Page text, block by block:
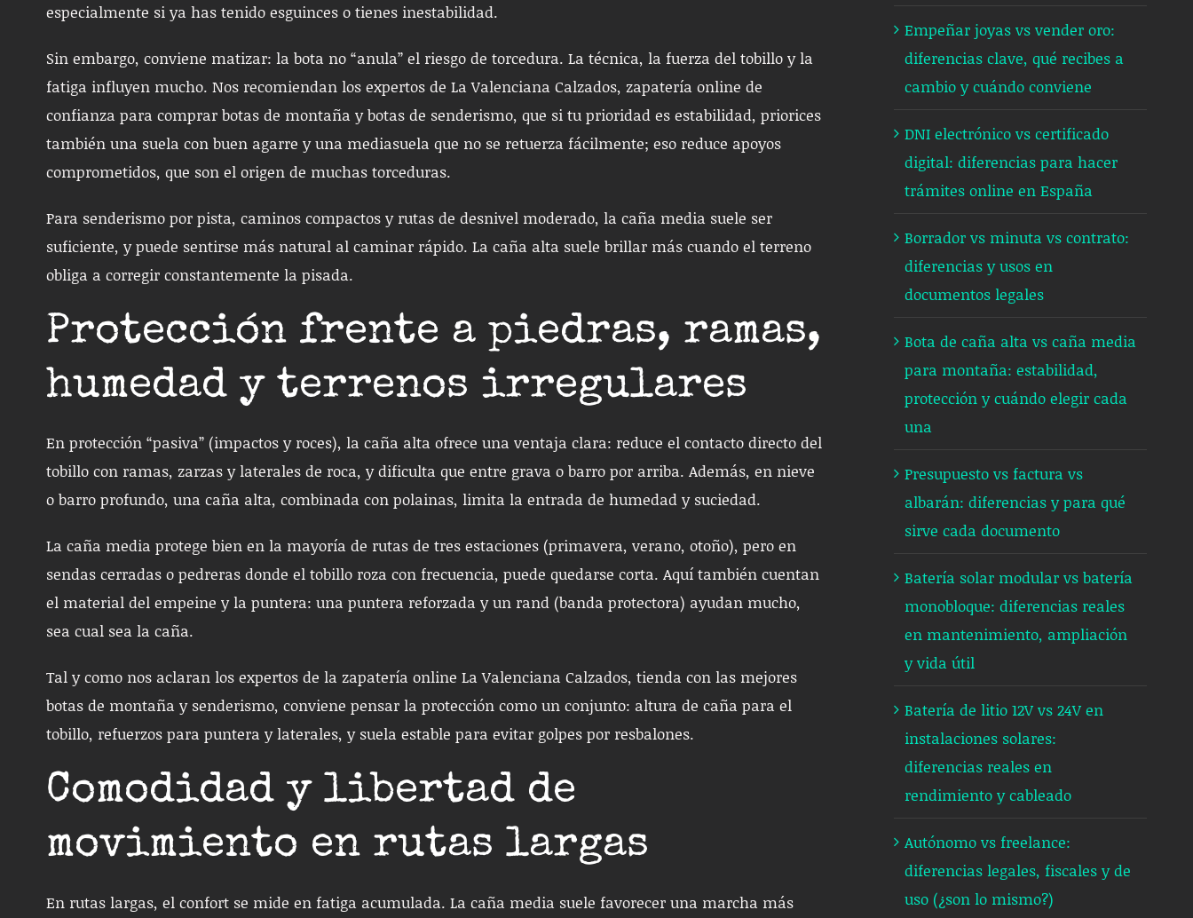
especialmente si ya has tenido esguinces o tienes inestabilidad.
Sin embargo, conviene matizar: la bota no “anula” el riesgo de torcedura. La técnica, la fuerza del tobillo y la
fatiga influyen mucho. Nos recomiendan los expertos de La Valenciana Calzados, zapatería online de
confianza para comprar botas de montaña y botas de senderismo, que si tu prioridad es estabilidad, priorices
también una suela con buen agarre y una mediasuela que no se retuerza fácilmente; eso reduce apoyos
comprometidos, que son el origen de muchas torceduras.
Para senderismo por pista, caminos compactos y rutas de desnivel moderado, la caña media suele ser
suficiente, y puede sentirse más natural al caminar rápido. La caña alta suele brillar más cuando el terreno
obliga a corregir constantemente la pisada.
Protección frente a piedras, ramas,
humedad y terrenos irregulares
En protección “pasiva” (impactos y roces), la caña alta ofrece una ventaja clara: reduce el contacto directo del
tobillo con ramas, zarzas y laterales de roca, y dificulta que entre grava o barro por arriba. Además, en nieve
o barro profundo, una caña alta, combinada con polainas, limita la entrada de humedad y suciedad.
La caña media protege bien en la mayoría de rutas de tres estaciones (primavera, verano, otoño), pero en
sendas cerradas o pedreras donde el tobillo roza con frecuencia, puede quedarse corta. Aquí también cuentan
el material del empeine y la puntera: una puntera reforzada y un rand (banda protectora) ayudan mucho,
sea cual sea la caña.
Tal y como nos aclaran los expertos de la zapatería online La Valenciana Calzados, tienda con las mejores
botas de montaña y senderismo, conviene pensar la protección como un conjunto: altura de caña para el
tobillo, refuerzos para puntera y laterales, y suela estable para evitar golpes por resbalones.
Comodidad y libertad de
movimiento en rutas largas
En rutas largas, el confort se mide en fatiga acumulada. La caña media suele favorecer una marcha más
Empeñar joyas vs vender oro:
diferencias clave, qué recibes a
cambio y cuándo conviene
DNI electrónico vs certificado
digital: diferencias para hacer
trámites online en España
Borrador vs minuta vs contrato:
diferencias y usos en
documentos legales
Bota de caña alta vs caña media
para montaña: estabilidad,
protección y cuándo elegir cada
una
Presupuesto vs factura vs
albarán: diferencias y para qué
sirve cada documento
Batería solar modular vs batería
monobloque: diferencias reales
en mantenimiento, ampliación
y vida útil
Batería de litio 12V vs 24V en
instalaciones solares:
diferencias reales en
rendimiento y cableado
Autónomo vs freelance:
diferencias legales, fiscales y de
uso (¿son lo mismo?)